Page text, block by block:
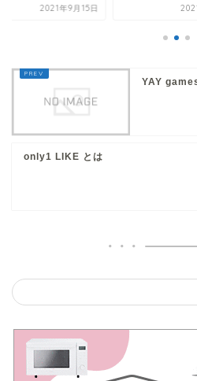
2021年9月15日
YAY
only1 LIKE とは